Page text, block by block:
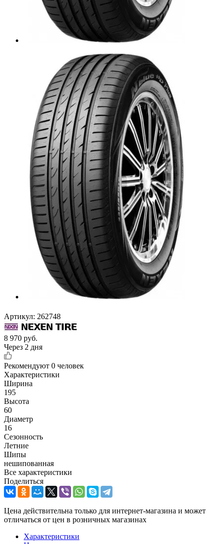
Артикул: 262748
8 970 руб.
Через 2 дня
Рекомендуют 0 человек
Характеристики
Ширина
195
Высота
60
Диаметр
16
Сезонность
Летние
Шипы
нешипованная
Все характеристики
Поделиться
Цена действительна только для интернет-магазина и может
отличаться от цен в розничных магазинах
Характеристики